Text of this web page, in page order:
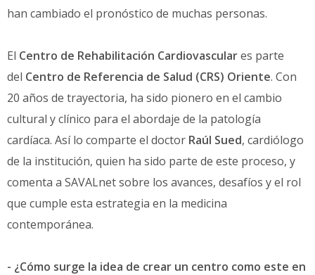
han cambiado el pronóstico de muchas personas.
El Centro de Rehabilitación Cardiovasculares parte
del Centro de Referencia de Salud (CRS) Oriente. Con
20 años de trayectoria, ha sido pionero en el cambio
cultural y clínico para el abordaje de la patología
cardíaca. Así lo comparte el doctor Raúl Sued, cardiólogo
de la institución, quien ha sido parte de este proceso, y
comenta a SAVALnet sobre los avances, desafíos y el rol
que cumple esta estrategia en la medicina
contemporánea.
- ¿Cómo surge la idea de crear un centro como este en